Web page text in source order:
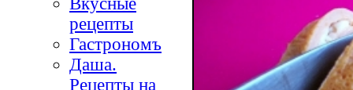
рецепты
Гастрономъ
Даша.
Рецепты на